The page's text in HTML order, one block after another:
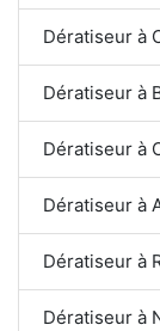
Dératiseur à
Dératiseur à
Dératiseur à
Dératiseur à
Dératiseur à
Dératiseur à